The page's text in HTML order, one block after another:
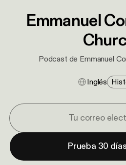
Emmanuel
Podcast de Emmanuel
Inglés
Prueba 30